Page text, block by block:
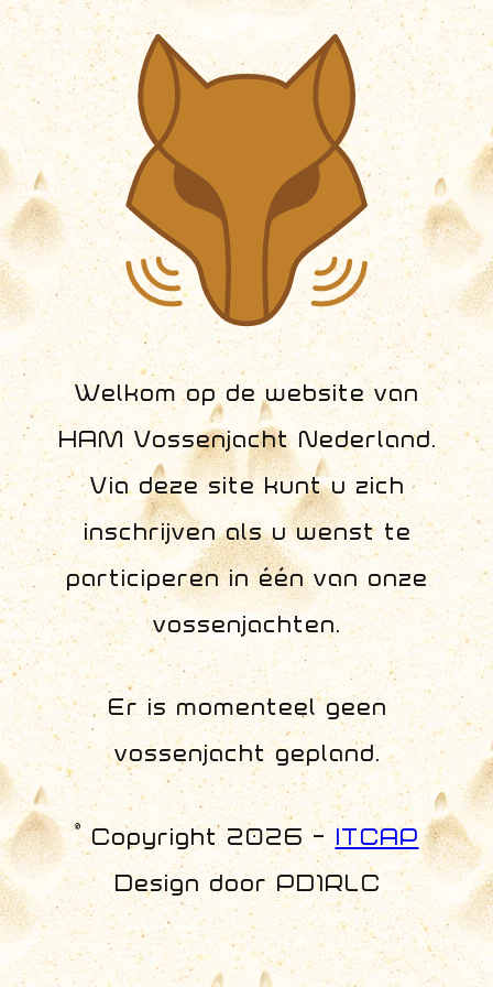
Welkom op de website van
HAM Vossenjacht Nederland.
Via deze site kunt u zich
inschrijven als u wenst te
participeren in één van onze
vossenjachten.
Er is momenteel geen
vossenjacht gepland.
© Copyright 2026 - ITCAP
Design door PD1RLC